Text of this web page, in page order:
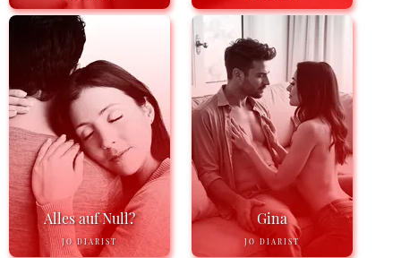
Alles auf Null?
JO DIARIST
Gina
JO DIARIST